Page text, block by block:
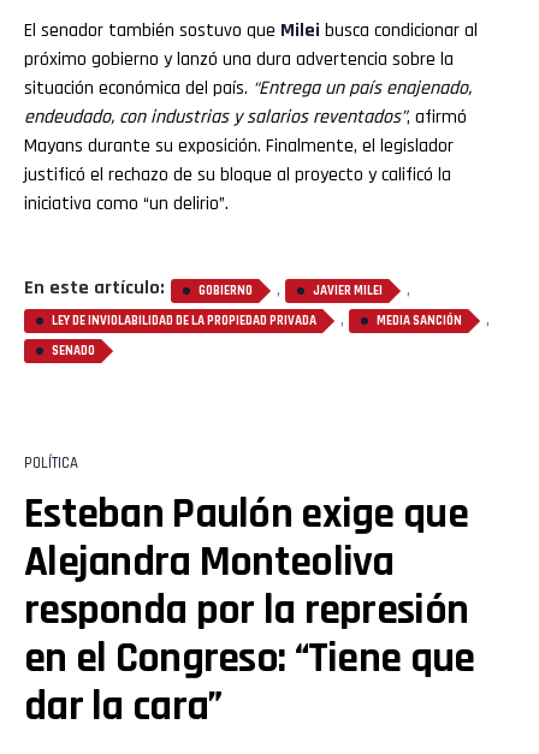
El senador también sostuvo que Milei busca condicionar al
próximo gobierno y lanzó una dura advertencia sobre la
situación económica del país. “Entrega un país enajenado,
endeudado, con industrias y salarios reventados”, afirmó
Mayans durante su exposición. Finalmente, el legislador
justificó el rechazo de su bloque al proyecto y calificó la
iniciativa como “un delirio”.
En este artículo: GOBIERNO , JAVIER MILEI ,
LEY DE INVIOLABILIDAD DE LA PROPIEDAD PRIVADA , MEDIA SANCIÓN ,
SENADO
POLÍTICA
Esteban Paulón exige que
Alejandra Monteoliva
responda por la represión
en el Congreso: “Tiene que
dar la cara”